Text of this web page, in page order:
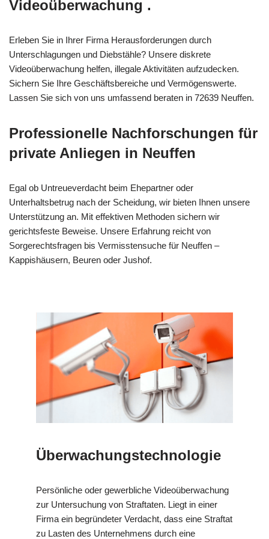
Videoüberwachung .
Erleben Sie in Ihrer Firma Herausforderungen durch
Unterschlagungen und Diebstähle? Unsere diskrete
Videoüberwachung helfen, illegale Aktivitäten aufzudecken.
Sichern Sie Ihre Geschäftsbereiche und Vermögenswerte.
Lassen Sie sich von uns umfassend beraten in 72639 Neuffen.
Professionelle Nachforschungen für
private Anliegen in Neuffen
Egal ob Untreueverdacht beim Ehepartner oder
Unterhaltsbetrug nach der Scheidung, wir bieten Ihnen unsere
Unterstützung an. Mit effektiven Methoden sichern wir
gerichtsfeste Beweise. Unsere Erfahrung reicht von
Sorgerechtsfragen bis Vermisstensuche für Neuffen –
Kappishäusern, Beuren oder Jushof.
Überwachungstechnologie
Persönliche oder gewerbliche Videoüberwachung
zur Untersuchung von Straftaten. Liegt in einer
Firma ein begründeter Verdacht, dass eine Straftat
zu Lasten des Unternehmens durch eine